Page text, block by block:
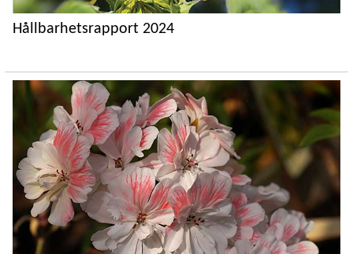
Hållbarhetsrapport 2024